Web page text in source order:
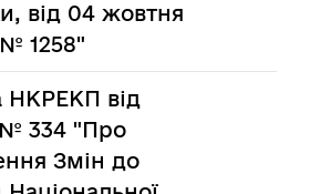
від 04 жовтня
1258"
НКРЕКП від
№ 334 "Про
Змін до